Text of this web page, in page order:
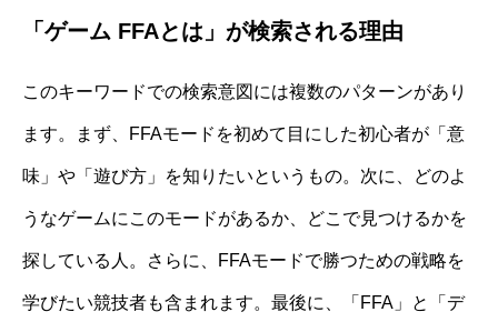
「ゲーム FFAとは」が検索される理由
このキーワードでの検索意図には複数のパターンがあり
ます。まず、FFAモードを初めて目にした初心者が「意
味」や「遊び方」を知りたいというもの。次に、どのよ
うなゲームにこのモードがあるか、どこで見つけるかを
探している人。さらに、FFAモードで勝つための戦略を
学びたい競技者も含まれます。最後に、「FFA」と「デ